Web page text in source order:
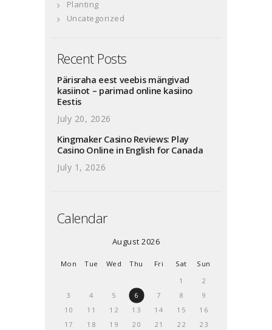
Planting
Uncategorized
Recent Posts
Pärisraha eest veebis mängivad
kasiinot – parimad online kasiino
Eestis
July 20, 2026
Kingmaker Casino Reviews: Play
Casino Online in English for Canada
July 1, 2026
Calendar
August 2026
Mon Tue Wed Thu Fri Sat
Sun
1
2
3
4 5 6 7 8
9
10
11 12 13 14 15
16
17
18 19 20 21 22
23